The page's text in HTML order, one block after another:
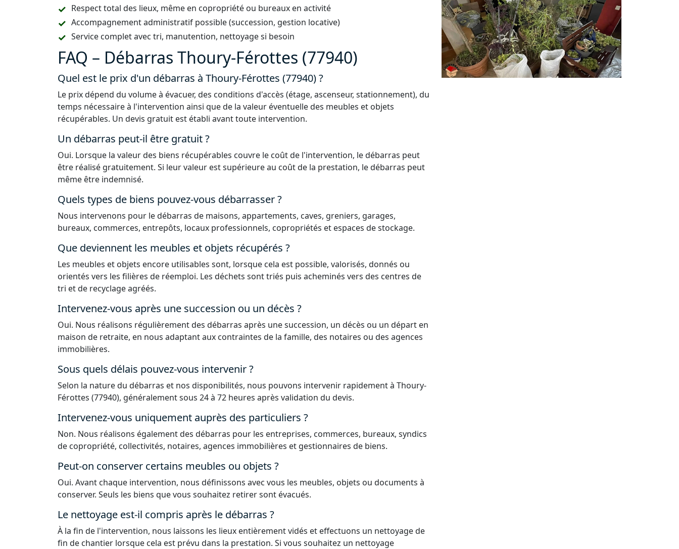
Respect total des lieux, même en copropriété ou bureaux en activité
Accompagnement administratif possible (succession, gestion locative)
Service complet avec tri, manutention, nettoyage si besoin
FAQ – Débarras Thoury-Férottes (77940)
Quel est le prix d'un débarras à Thoury-Férottes (77940) ?
Le prix dépend du volume à évacuer, des conditions d'accès (étage, ascenseur, stationnement), du
temps nécessaire à l'intervention ainsi que de la valeur éventuelle des meubles et objets
récupérables. Un devis gratuit est établi avant toute intervention.
Un débarras peut-il être gratuit ?
Oui. Lorsque la valeur des biens récupérables couvre le coût de l'intervention, le débarras peut
être réalisé gratuitement. Si leur valeur est supérieure au coût de la prestation, le débarras peut
même être indemnisé.
Quels types de biens pouvez-vous débarrasser ?
Nous intervenons pour le débarras de maisons, appartements, caves, greniers, garages,
bureaux, commerces, entrepôts, locaux professionnels, copropriétés et espaces de stockage.
Que deviennent les meubles et objets récupérés ?
Les meubles et objets encore utilisables sont, lorsque cela est possible, valorisés, donnés ou
orientés vers les filières de réemploi. Les déchets sont triés puis acheminés vers des centres de
tri et de recyclage agréés.
Intervenez-vous après une succession ou un décès ?
Oui. Nous réalisons régulièrement des débarras après une succession, un décès ou un départ en
maison de retraite, en nous adaptant aux contraintes de la famille, des notaires ou des agences
immobilières.
Sous quels délais pouvez-vous intervenir ?
Selon la nature du débarras et nos disponibilités, nous pouvons intervenir rapidement à Thoury-
Férottes (77940), généralement sous 24 à 72 heures après validation du devis.
Intervenez-vous uniquement auprès des particuliers ?
Non. Nous réalisons également des débarras pour les entreprises, commerces, bureaux, syndics
de copropriété, collectivités, notaires, agences immobilières et gestionnaires de biens.
Peut-on conserver certains meubles ou objets ?
Oui. Avant chaque intervention, nous définissons avec vous les meubles, objets ou documents à
conserver. Seuls les biens que vous souhaitez retirer sont évacués.
Le nettoyage est-il compris après le débarras ?
À la fin de l'intervention, nous laissons les lieux entièrement vidés et effectuons un nettoyage de
fin de chantier lorsque cela est prévu dans la prestation. Si vous souhaitez un nettoyage